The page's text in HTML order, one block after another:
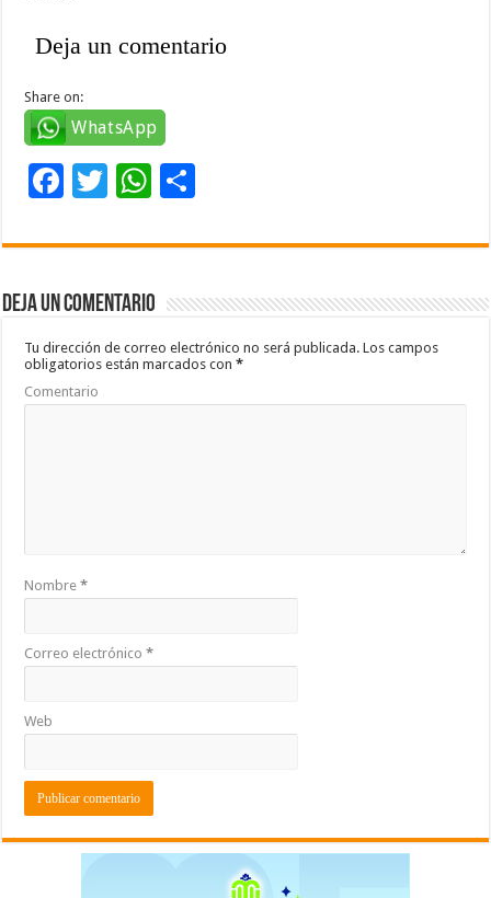
Deja un comentario
Share on:
WhatsApp
F
e
b
o
o
k
T
tt
er
W
at
sA
p
p
m
ar
ti
Deja un comentario
Tu dirección de correo electrónico no será publicada. Los campos
obligatorios están marcados con*
Comentario
Nombre*
Correo electrónico*
Web